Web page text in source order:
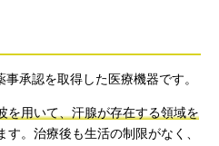
承認を取得した医療機器です。
を用いて、汗腺が存在する領域を
す。治療後も生活の制限がなく、